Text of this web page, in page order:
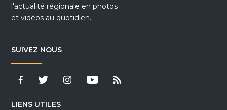
l'actualité régionale en photos
et vidéos au quotidien.
SUIVEZ NOUS
LIENS UTILES